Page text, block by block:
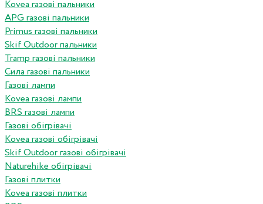
Kovea газові пальники
APG газові пальники
Primus газові пальники
Skif Outdoor пальники
Tramp газові пальники
Сила газові пальники
Газові лампи
Kovea газові лампи
BRS газові лампи
Газові обігрівачі
Kovea газові обігрівачі
Skif Outdoor газові обігрівачі
Naturehike обігрівачі
Газові плитки
Kovea газові плитки